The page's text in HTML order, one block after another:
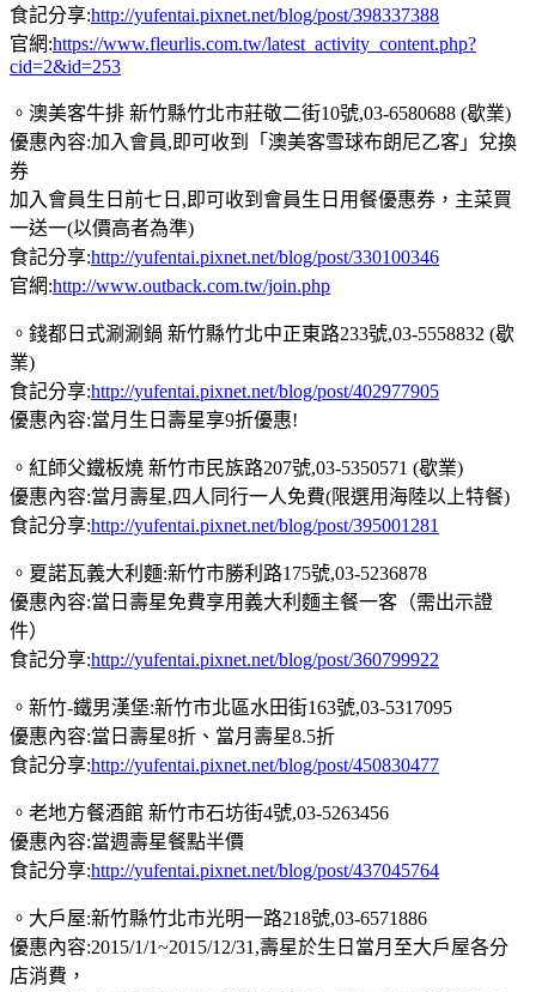
食記分享:http://yufentai.pixnet.net/blog/post/398337388
官網:https://www.fleurlis.com.tw/latest_activity_content.php?
cid=2&id=253
。澳美客牛排 新竹縣竹北市莊敬二街10號,03-6580688 (歇業)
優惠內容:加入會員,即可收到「澳美客雪球布朗尼乙客」兌換
券
加入會員生日前七日,即可收到會員生日用餐優惠券，主菜買
一送一(以價高者為準)
食記分享:http://yufentai.pixnet.net/blog/post/330100346
官網:http://www.outback.com.tw/join.php
。錢都日式涮涮鍋 新竹縣竹北中正東路233號,03-5558832 (歇
業)
食記分享:http://yufentai.pixnet.net/blog/post/402977905
優惠內容:當月生日壽星享9折優惠!
。紅師父鐵板燒 新竹市民族路207號,03-5350571 (歇業)
優惠內容:當月壽星,四人同行一人免費(限選用海陸以上特餐)
食記分享:http://yufentai.pixnet.net/blog/post/395001281
。夏諾瓦義大利麵:新竹市勝利路175號,03-5236878
優惠內容:當日壽星免費享用義大利麵主餐一客（需出示證
件）
食記分享:http://yufentai.pixnet.net/blog/post/360799922
。新竹-鐵男漢堡:新竹市北區水田街163號,03-5317095
優惠內容:當日壽星8折、當月壽星8.5折
食記分享:http://yufentai.pixnet.net/blog/post/450830477
。老地方餐酒館 新竹市石坊街4號,03-5263456
優惠內容:當週壽星餐點半價
食記分享:http://yufentai.pixnet.net/blog/post/437045764
。大戶屋:新竹縣竹北市光明一路218號,03-6571886
優惠內容:2015/1/1~2015/12/31,壽星於生日當月至大戶屋各分
店消費，